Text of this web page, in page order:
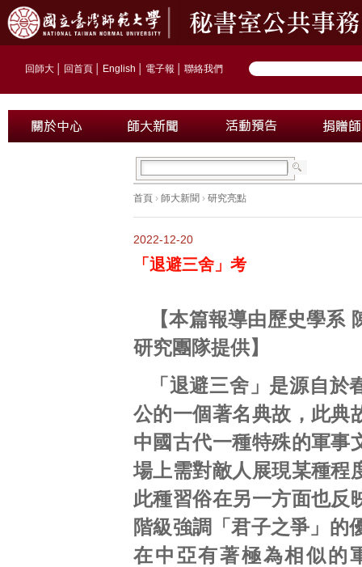
回師大 回首頁 English 電子報 聯絡我們
首頁 › 師大新聞 › 研究亮點
2022-12-20
「退避三舍」考
【本篇報導由歷史學系
研究團隊提供】
「退避三舍」是源自於
公的一個著名典故，此典
中國古代一種特殊的軍事
場上需對敵人展現某種程
此種習俗在另一方面也反
階級強調「君子之爭」的
在中亞有著極為相似的